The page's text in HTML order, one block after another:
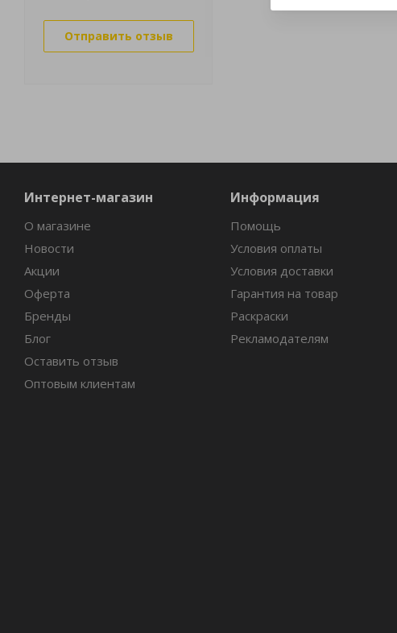
Отправить отзыв
Интернет-магазин
О магазине
Новости
Акции
Оферта
Бренды
Блог
Оставить отзыв
Оптовым клиентам
Информация
Помощь
Условия оплаты
Условия доставки
Гарантия на товар
Раскраски
Рекламодателям